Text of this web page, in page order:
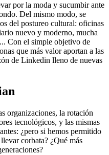
por la moda y sucumbir ante
Del mismo modo, se
del postureo cultural: oficinas
nuevo y moderno, mucha
Con el simple objetivo de
que más valor aportan a las
de Linkedin lleno de nuevas
organizaciones, la rotación
tecnológicos, y las mismas
¿pero si hemos permitido
corbata? ¿Qué más